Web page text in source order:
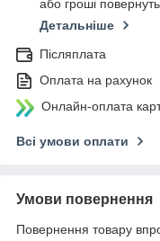
або гроші
Детальніше
Післяплата
Оплата на рахунок
Онлайн-оплата
Всі умови оплати
Умови повернення
Повернення товару